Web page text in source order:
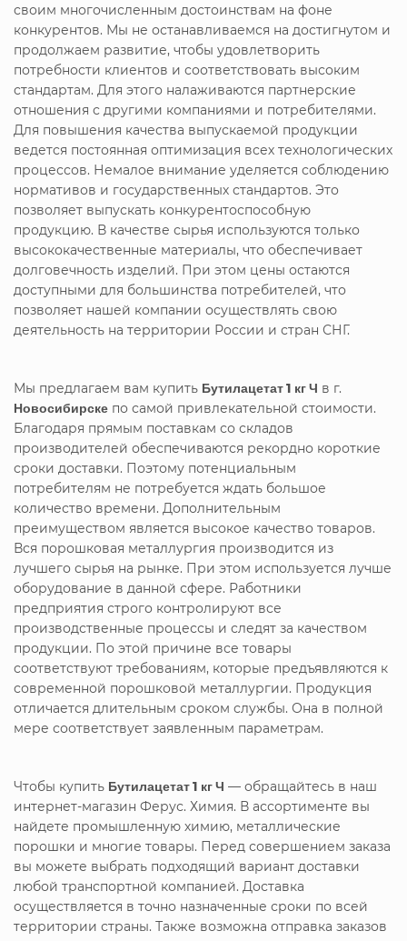
своим многочисленным достоинствам на фоне
конкурентов. Мы не останавливаемся на достигнутом и
продолжаем развитие, чтобы удовлетворить
потребности клиентов и соответствовать высоким
стандартам. Для этого налаживаются партнерские
отношения с другими компаниями и потребителями.
Для повышения качества выпускаемой продукции
ведется постоянная оптимизация всех технологических
процессов. Немалое внимание уделяется соблюдению
нормативов и государственных стандартов. Это
позволяет выпускать конкурентоспособную
продукцию. В качестве сырья используются только
высококачественные материалы, что обеспечивает
долговечность изделий. При этом цены остаются
доступными для большинства потребителей, что
позволяет нашей компании осуществлять свою
деятельность на территории России и стран СНГ.
Мы предлагаем вам купить Бутилацетат 1 кг Ч в г.
Новосибирске по самой привлекательной стоимости.
Благодаря прямым поставкам со складов
производителей обеспечиваются рекордно короткие
сроки доставки. Поэтому потенциальным
потребителям не потребуется ждать большое
количество времени. Дополнительным
преимуществом является высокое качество товаров.
Вся порошковая металлургия производится из
лучшего сырья на рынке. При этом используется лучше
оборудование в данной сфере. Работники
предприятия строго контролируют все
производственные процессы и следят за качеством
продукции. По этой причине все товары
соответствуют требованиям, которые предъявляются к
современной порошковой металлургии. Продукция
отличается длительным сроком службы. Она в полной
мере соответствует заявленным параметрам.
Чтобы купить Бутилацетат 1 кг Ч — обращайтесь в наш
интернет-магазин Ферус. Химия. В ассортименте вы
найдете промышленную химию, металлические
порошки и многие товары. Перед совершением заказа
вы можете выбрать подходящий вариант доставки
любой транспортной компанией. Доставка
осуществляется в точно назначенные сроки по всей
территории страны. Также возможна отправка заказов